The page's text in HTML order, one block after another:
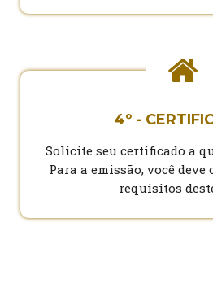
4º -
Solicite seu certificado a
Para a emissão, você
requisitos